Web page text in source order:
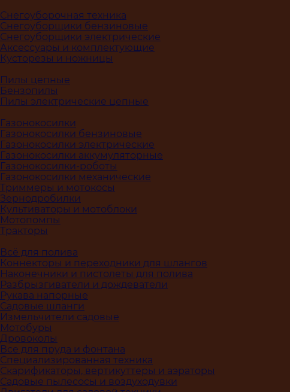
Снегоуборочная техника
Снегоуборщики бензиновые
Снегоуборщики электрические
Аксессуары и комплектующие
Кусторезы и ножницы
Пилы цепные
Бензопилы
Пилы электрические цепные
Газонокосилки
Газонокосилки бензиновые
Газонокосилки электрические
Газонокосилки аккумуляторные
Газонокосилки-роботы
Газонокосилки механические
Триммеры и мотокосы
Зернодробилки
Культиваторы и мотоблоки
Мотопомпы
Тракторы
Всё для полива
Коннекторы и переходники для шлангов
Наконечники и пистолеты для полива
Разбрызгиватели и дождеватели
Рукава напорные
Садовые шланги
Измельчители садовые
Мотобуры
Дровоколы
Все для пруда и фонтана
Специализированная техника
Скарификаторы, вертикуттеры и аэраторы
Садовые пылесосы и воздуходувки